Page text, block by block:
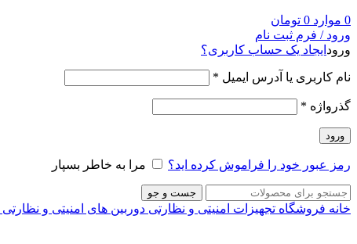
0 موارد 0 تومان
ورود / فرم ثبت نام
ورود ایجاد یک حساب کاربری؟
نام کاربری یا آدرس ایمیل *
گذرواژه *
ورود
رمز عبور خود را فراموش کرده اید؟ مرا به خاطر بسپار
جست و جو
خانه فروشگاه تجهیزات امنیتی و نظارتی دوربین های امنیتی و نظارتی